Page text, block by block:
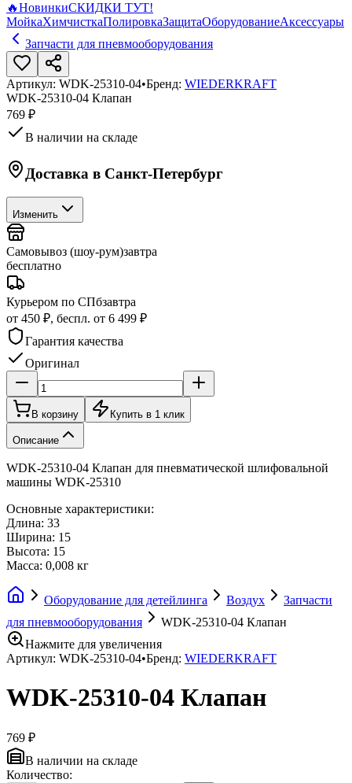
🔥НовинкиСКИДКИ ТУТ!
МойкаХимчисткаПолировкаЗащитаОборудованиеАксессуары
Запчасти для пневмооборудования
Артикул: WDK-25310-04•Бренд: WIEDERKRAFT
WDK-25310-04 Клапан
769 ₽
В наличии на складе
Доставка в Санкт-Петербург
Изменить
Самовывоз (шоу-рум)завтра
бесплатно
Курьером по СПбзавтра
от 450 ₽, беспл. от 6 499 ₽
Гарантия качества
Оригинал
В корзину Купить в 1 клик
Описание
WDK-25310-04 Клапан для пневматической шлифовальной
машины WDK-25310
Основные характеристики:
Длина: 33
Ширина: 15
Высота: 15
Масса: 0,008 кг
Оборудование для детейлинга Воздух
Запчасти
для пневмооборудования
WDK-25310-04 Клапан
Нажмите для увеличения
Артикул: WDK-25310-04•Бренд: WIEDERKRAFT
WDK-25310-04 Клапан
769 ₽
В наличии на складе
Количество: